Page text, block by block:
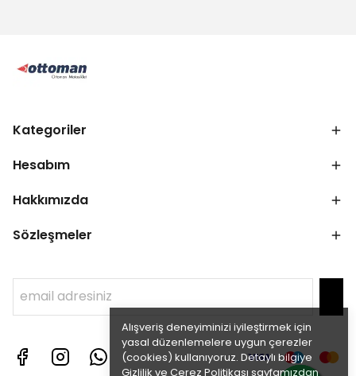
Alışveriş deneyiminizi iyileştirmek için
yasal düzenlemelere uygun çerezler
(cookies) kullanıyoruz. Detaylı bilgiye
Gizlilik ve Çerez Politikası sayfamızdan
Kategoriler
Hesabım
Hakkımızda
Sözleşmeler